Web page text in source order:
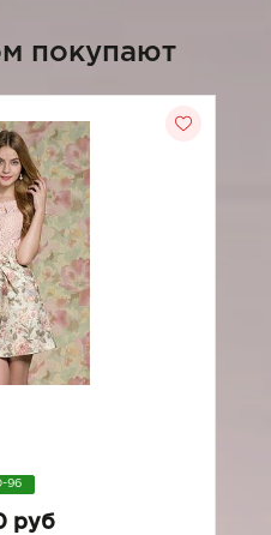
покупают
96
руб